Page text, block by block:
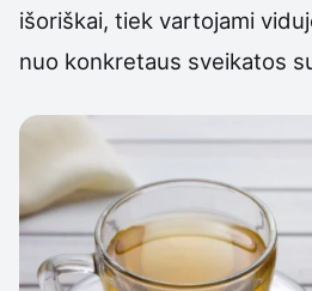
išoriškai, tiek vartojami
nuo konkretaus sveikatos